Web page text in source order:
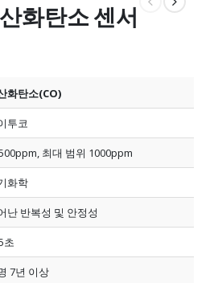
화탄소 센서
화탄소(CO)
투코
최대 범위 1000ppm
화학
난 반복성 및 안정성
초
7년 이상